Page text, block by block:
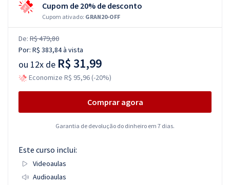
Cupom de 20% de desconto
Cupom ativado: GRAN20-OFF
De: R$ 479,80
Por: R$ 383,84à vista
ou 12x de R$ 31,99
Economize R$ 95,96 (-20%)
Comprar agora
Garantia de devolução do dinheiro em 7 dias.
Este curso inclui:
Videoaulas
Audioaulas